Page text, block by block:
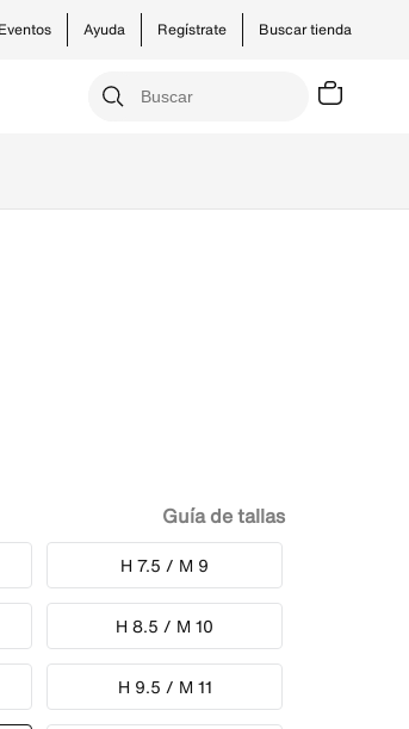
Buscar tienda
Ayuda Regístrate
Eventos
H 7.5 / M 9
H 8.5 / M 10
H 9.5 / M 11
Guía de tallas